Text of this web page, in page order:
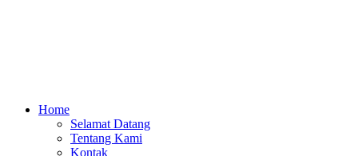
Home
Selamat Datang
Tentang Kami
Kontak